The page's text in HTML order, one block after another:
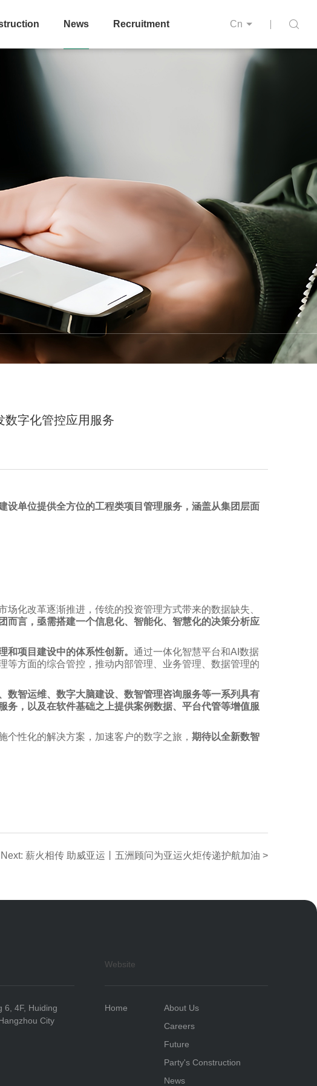
Engineering Design Project Management
Design Management Consulting
Consulting
Water Conservancy Consulting
Management
School Construction Management
News Recruitment Cn
数字化管控应用服务
设单位提供全方位的工程类项目管理服务，涵盖从集团层面
化改革逐渐推进，传统的投资管理方式带来的数据缺失、
而言， 亟需搭建一个信息化、智能化、智慧化的决策分析应
项目建设中的体系性创新。 通过一体化智慧平台和AI数据
方面的综合管控，推动内部管理、业务管理、数据管理的
数智运维、数字大脑建设、数智管理咨询服务等一系列具有
，以及在软件基础之上提供案例数据、平台代管等增值服
个性化的解决方案，加速客户的数字之旅， 期待以全新数智
Next: 薪火相传 助威亚运丨五洲顾问为亚运火炬传递护航加油 >
6, 4F, Huiding
City
Website
Home
About Us
Careers
Future
Party's Construction
News